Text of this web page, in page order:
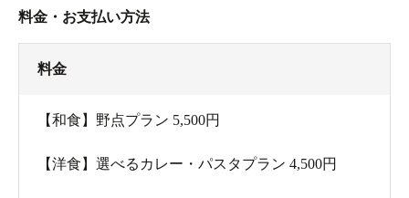
料金・お支払い方法
料金
【和食】野点プラン 5,500円
【洋食】選べるカレー・パスタプラン 4,500円